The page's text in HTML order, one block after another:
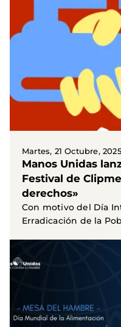
Martes, 21 Octubre, 2025
Manos Unidas
Festival de
derechos»
Con motivo del Día
Erradicación de la